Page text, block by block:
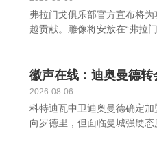
弗拉门戈俱乐部官方宣布将
越贡献。雕像将安放在“弗拉
徽声在线：迪奥曼德
2026-08-06
科特迪瓦中卫迪奥曼德确定
向罗德里，但面临曼城强硬态